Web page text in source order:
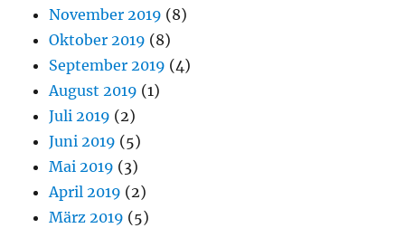
November 2019 (8)
Oktober 2019 (8)
September 2019 (4)
August 2019 (1)
Juli 2019 (2)
Juni 2019 (5)
Mai 2019 (3)
April 2019 (2)
März 2019 (5)